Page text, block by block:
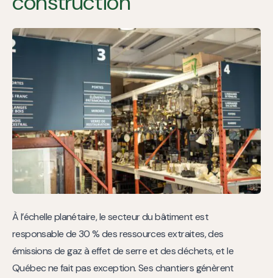
À l’échelle planétaire, le secteur du bâtiment est
responsable de 30 % des ressources extraites, des
émissions de gaz à effet de serre et des déchets, et le
Québec ne fait pas exception. Ses chantiers génèrent